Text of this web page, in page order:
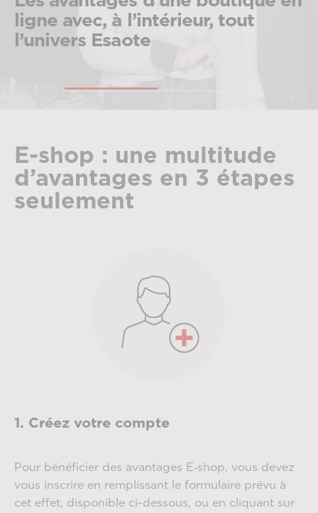
tout
Échographes
E-shop : une multitude
d’avantages en 3 étapes
seulement
1. Créez votre compte
Pour bénéficier des avantages E‑shop, vous devez
vous inscrire en remplissant le formulaire prévu à
cet effet, disponible ci-dessous, ou en cliquant sur